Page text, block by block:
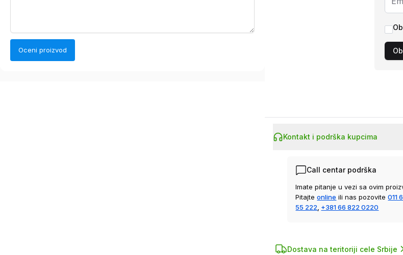
Oceni proizvod
Kontakt i podrška kupcima
Call centar podrška
Imate pitanje u vezi sa ovim
Pitajte online ili nas pozovite 011
55 222 +381 66 822 0220
Dostava na teritoriji cele Srbije